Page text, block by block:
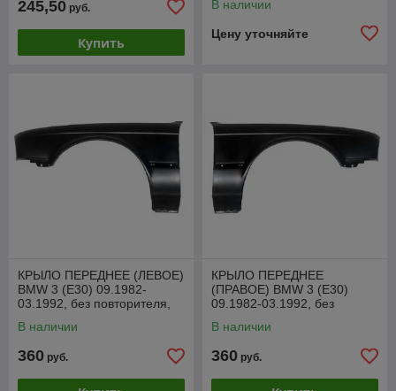
245,50 руб.
Купить
В наличии
Цену уточняйте
КРЫЛО ПЕРЕДНЕЕ (ЛЕВОЕ)
BMW 3 (E30) 09.1982-
03.1992, без повторителя,
PBM10003AL
В наличии
360 руб.
КРЫЛО ПЕРЕДНЕЕ
(ПРАВОЕ) BMW 3 (E30)
09.1982-03.1992, без
универсал, PBM10003AR
В наличии
360 руб.